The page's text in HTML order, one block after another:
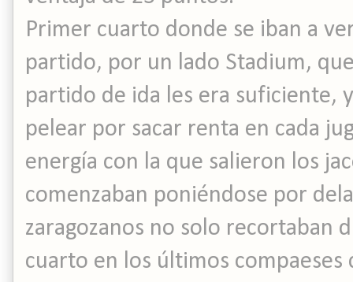
Primer cuarto donde se iban a
partido, por un lado Stadium,
partido de ida les era suficiente,
pelear por sacar renta en cada
energía con la que salieron los
comenzaban poniéndose por
zaragozanos no solo recortaban
cuarto en los últimos